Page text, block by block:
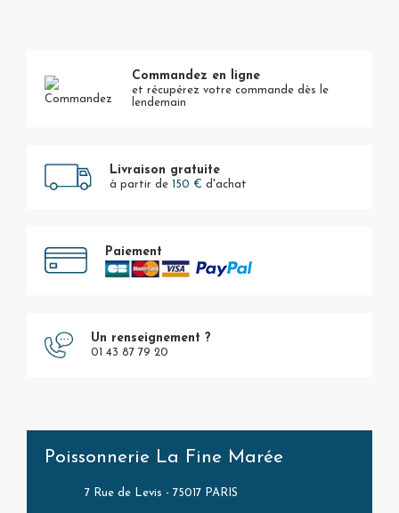
Commandez en ligne
et récupérez votre commande dès le
lendemain
Livraison gratuite
à partir de 150 € d'achat
Paiement
Un renseignement ?
01 43 87 79 20
Poissonnerie La Fine Marée
7 Rue de Levis - 75017 PARIS